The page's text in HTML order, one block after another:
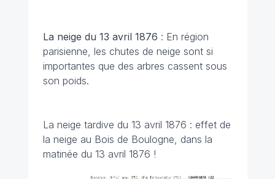
La neige du 13 avril 1876 : En région
parisienne, les chutes de neige sont si
importantes que des arbres cassent sous
son poids.
La neige tardive du 13 avril 1876 : effet de
la neige au Bois de Boulogne, dans la
matinée du 13 avril 1876 !